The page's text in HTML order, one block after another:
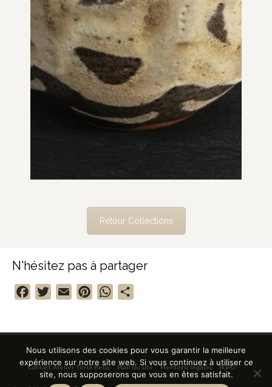
Retour Collections
N'hésitez pas à partager
FacebookTwitterEmail PinterestWhatsApp
Contact Atelier Terra Bella Plan du site Mentions légales RGPD
Nous utilisons des cookies pour vous garantir la meilleure
expérience sur notre site web. Si vous continuez à utiliser ce
site, nous supposerons que vous en êtes satisfait.